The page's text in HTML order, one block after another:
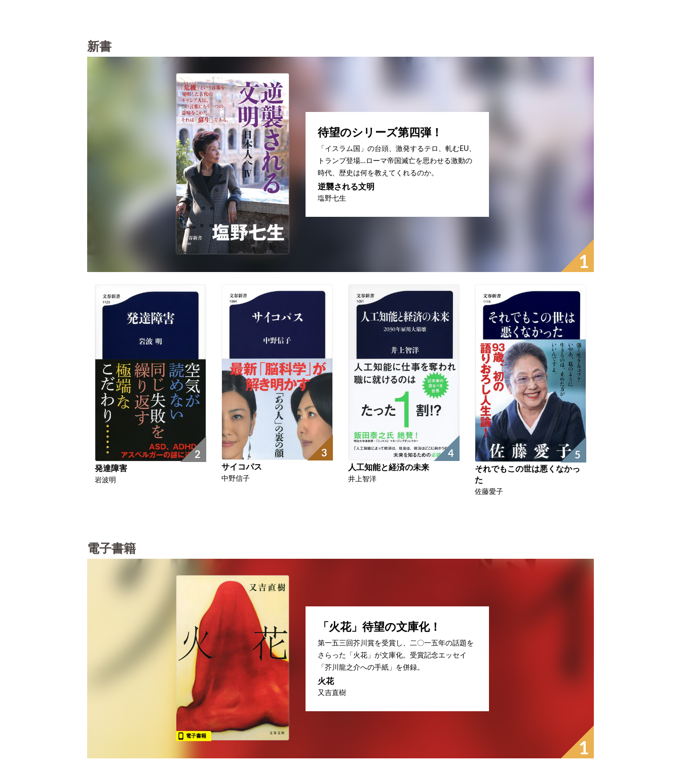
新書
1
待望のシリーズ第四弾！
「イスラム国」の台頭、激発するテロ、軋むEU、
トランプ登場…ローマ帝国滅亡を思わせる激動の
時代、歴史は何を教えてくれるのか。
逆襲される文明
塩野七生
2
発達障害
岩波明
3
サイコパス
中野信子
4
人工知能と経済の未来
井上智洋
5
それでもこの世は悪くなかっ
た
佐藤愛子
電子書籍
1
電子書籍
「火花」待望の文庫化！
第一五三回芥川賞を受賞し、二〇一五年の話題を
さらった「火花」が文庫化。受賞記念エッセイ
「芥川龍之介への手紙」を併録。
火花
又吉直樹